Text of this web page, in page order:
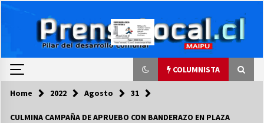
COLUMNISTA
COLUMNISTA
Home 2022 Agosto 31
CULMINA CAMPAÑA DE APRUEBO CON BANDERAZO EN PLAZA